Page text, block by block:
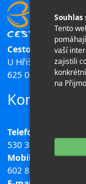
Souhlas
Tento
vaší
zajistili
na
Cestovní kancelář
U Hřiště 196/11,
625 00 Brno
Kontakty
Telefon:
530 311 708
Mobil:
602 851 313